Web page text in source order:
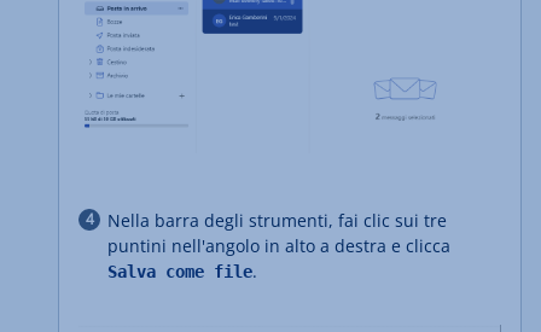
Nella barra degli strumenti, fai clic sui tre
puntini nell'angolo in alto a destra e clicca
Salva come file.